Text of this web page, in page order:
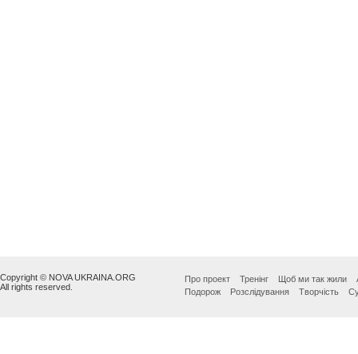
Copyright © NOVA UKRAINA.ORG
All rights reserved.
Про проект Тренінг Щоб ми так жили
Подорож
Розслідування Творчість